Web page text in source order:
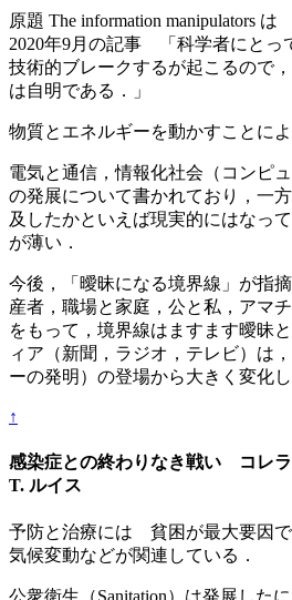
原題 The information manipulators
2020年9月の記事 「科学者にとっ
技術的ブレークするが起こるので
は自明である．」
物質とエネルギーを動かすことに
電気と通信，情報化社会（コンピ
の発展について書かれており，一
及したかといえば現実的にはなっ
が薄い．
今後，「曖昧になる境界線」が指
産者，職場と家庭，公と私，アマ
をもって，境界線はますます曖昧
ィア（新聞，ラジオ，テレビ）は
ーの発明）の登場から大きく変化し
↑
感染症との終わりなき戦い コレ
T. ルイス
予防と治療には 貧困が最大要因で
気候変動などが関連している．
公衆衛生（Sanitation）は発展した